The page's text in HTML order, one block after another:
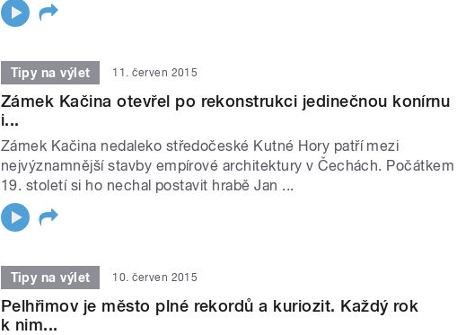
Tipy na výlet 11. červen 2015
Zámek Kačina otevřel po rekonstrukci jedinečnou konírnu
i...
Zámek Kačina nedaleko středočeské Kutné Hory patří mezi
nejvýznamnější stavby empírové architektury v Čechách. Počátkem
19. století si ho nechal postavit hrabě Jan ...
Tipy na výlet 10. červen 2015
Pelhřimov je město plné rekordů a kuriozit. Každý rok
k nim...